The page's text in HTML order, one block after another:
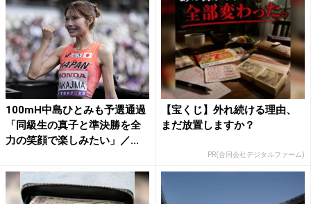
100mH中島ひとみも予選通過
「同級生の真子と準決勝を全
力の笑顔で楽しみたい」／...
【宝くじ】外れ続ける理由、
まだ放置しますか？
PR(合同会社デジタルファーム)